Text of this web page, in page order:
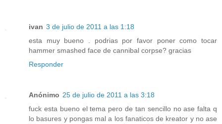
ivan 3 de julio de 2011 a las 1:18
esta muy bueno . podrias por favor poner como tocar
hammer smashed face de cannibal corpse? gracias
Responder
Anónimo 25 de julio de 2011 a las 3:18
fuck esta bueno el tema pero de tan sencillo no ase falta q
lo basures y pongas mal a los fanaticos de kreator y no ase